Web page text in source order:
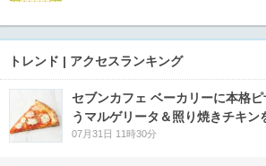
トレンド | アクセスランキング
セブンカフェ ベーカリーに本格
うマルゲリータ＆照り焼きチキン
07月31日 11時30分